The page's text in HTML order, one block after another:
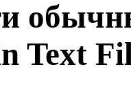
Text